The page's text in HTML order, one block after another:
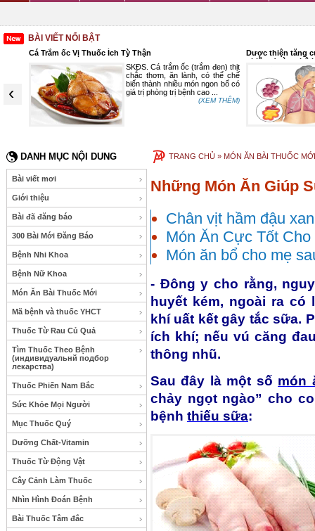
BÀI VIẾT NỔI BẬT
‹
ốc Vị Thuốc Ích Tỳ Thận
SKĐS. Cá trắm ốc (trắm đen) thịt
chắc thơm, ăn lành, có thể chế
biến thành nhiều món ngon bổ có
giá trị phòng trị bệnh cao ...
(XEM THÊM)
Dược thiện tăng cường
nhiễm đường hô hấp
ôn
DANH MỤC NỘI DUNG
Bài viết mơi
Giới thiệu
Bài đã đăng báo
300 Bài Mới Đăng Báo
Bệnh Nhi Khoa
Bệnh Nữ Khoa
Món Ăn Bài Thuốc Mới
Mã bệnh và thuốc YHCT
Thuốc Từ Rau Củ Quả
Tìm Thuốc Theo Bệnh
(индивидуальнй подбор
лекарства)
Thuốc Phiến Nam Bắc
Sức Khỏe Mọi Người
Mục Thuốc Quý
Dưỡng Chất-Vitamin
Thuốc Từ Động Vật
Cây Cảnh Làm Thuốc
Nhìn Hình Đoán Bệnh
Bài Thuốc Tâm đắc
TRANG CHỦ » MÓN ĂN BÀI THUỐC
Những Món Ăn Giúp
Chân vịt hầm đậu
Món Ăn Cực Tốt
Món ăn bổ cho mẹ
- Đông y cho rằng,
huyết kém, ngoài ra có
khí uất kết gây tắc sữa.
ích khí; nếu vú căng
thông nhũ.
Sau đây là một số món
chảy ngọt ngào” cho
bệnh thiếu sữa: